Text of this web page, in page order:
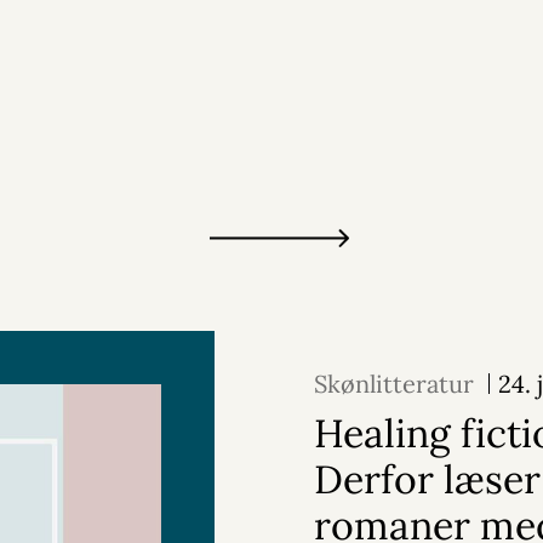
Skønlitteratur 24.
Healing
Derfor
romaner